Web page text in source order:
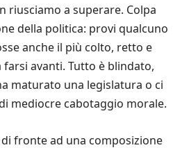
riusciamo a superare. Colpa
della politica: provi qualcuno
anche il più colto, retto e
avanti. Tutto è blindato,
maturato una legislatura o ci
mediocre cabotaggio morale.
fronte ad una composizione